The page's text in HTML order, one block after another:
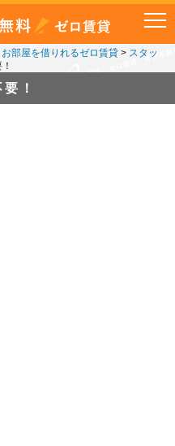
部屋を借りれるゼロ賃貸> スタッ
！